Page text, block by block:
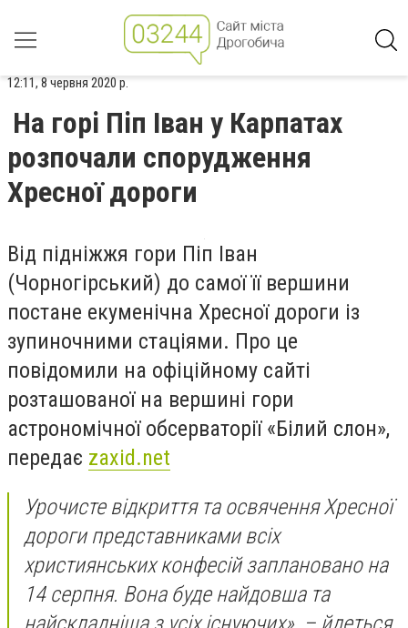
12:11, 8 червня 2020 р.
На горі Піп Іван у Карпатах
розпочали спорудження
Хресної дороги
Від підніжжя гори Піп Іван
(Чорногірський) до самої її вершини
постане екуменічна Хресної дороги із
зупиночними стаціями. Про це
повідомили на офіційному сайті
розташованої на вершині гори
астрономічної обсерваторії «Білий слон»,
передає zaxid.net
Урочисте відкриття та освячення Хресної
дороги представниками всіх
християнських конфесій заплановано на
14 серпня. Вона буде найдовша та